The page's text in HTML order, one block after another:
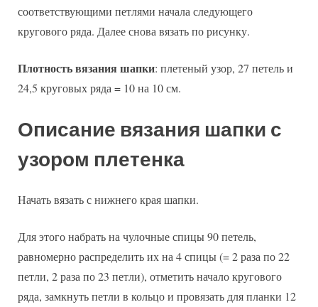
соответствующими петлями начала следующего
кругового ряда. Далее снова вязать по рисунку.
Плотность вязания шапки: плетеный узор, 27 петель и
24,5 круговых ряда = 10 на 10 см.
Описание вязания шапки с
узором плетенка
Начать вязать с нижнего края шапки.
Для этого набрать на чулочные спицы 90 петель,
равномерно распределить их на 4 спицы (= 2 раза по 22
петли, 2 раза по 23 петли), отметить начало кругового
ряда, замкнуть петли в кольцо и провязать для планки 12